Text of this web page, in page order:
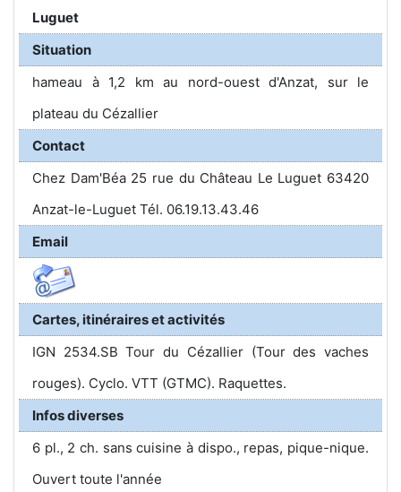
Luguet
Situation
hameau à 1,2 km au nord-ouest d'Anzat, sur le
plateau du Cézallier
Contact
Chez Dam'Béa 25 rue du Château Le Luguet 63420
Anzat-le-Luguet Tél. 06.19.13.43.46
Email
Cartes, itinéraires et activités
IGN 2534.SB Tour du Cézallier (Tour des vaches
rouges). Cyclo. VTT (GTMC). Raquettes.
Infos diverses
6 pl., 2 ch. sans cuisine à dispo., repas, pique-nique.
Ouvert toute l'année